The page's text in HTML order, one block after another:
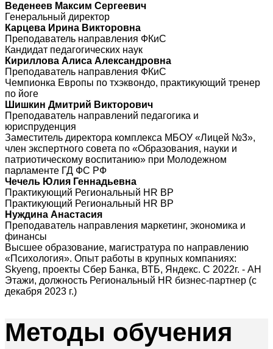
Веденеев Максим Сергеевич
Генеральный директор
Карцева Ирина Викторовна
Преподаватель направления ФКиС
Кандидат педагогических наук
Кириллова Алиса Александровна
Преподаватель направления ФКиС
Чемпионка Европы по тхэквондо, практикующий тренер
по йоге
Шишкин Дмитрий Викторович
Преподаватель направлений педагогика и
юриспруденция
Заместитель директора комплекса МБОУ «Лицей №3»,
член экспертного совета по «Образования, науки и
патриотическому воспитанию» при Молодежном
парламенте ГД ФС РФ
Чечель Юлия Геннадьевна
Практикующий Региональный HR BP
Практикующий Региональный HR BP
Нуждина Анастасия
Преподаватель направления маркетинг, экономика и
финансы
Высшее образование, магистратура по направлению
«Психология». Опыт работы в крупных компаниях:
Skyeng, проекты Сбер Банка, ВТБ, Яндекс. С 2022г. - АН
Этажи, должность Региональный HR бизнес-партнер (с
декабря 2023 г.)
Методы обучения